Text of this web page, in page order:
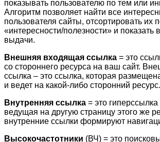
показывать пользователю по тем или
Алгоритм позволяет найти все
пользователя сайты, отсортировать их
«интересности/полезности» и показать
выдачи.
Внешняя входящая ссылка = это
со стороннего ресурса на ваш сайт.
ссылка – это ссылка, которая
и ведет на какой-либо сторонний ресурс.
Внутренняя ссылка = это гиперссылка
ведущая на другую страницу этого же
внутренние ссылки формируют
Высокочастотники (ВЧ) = это